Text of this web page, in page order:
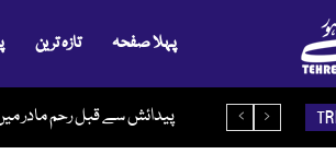
پہلا صفحہ تازہ ترین
پیدائش سے قبل رحم مادر
آبنائے ہرمز فوری کھول دو،